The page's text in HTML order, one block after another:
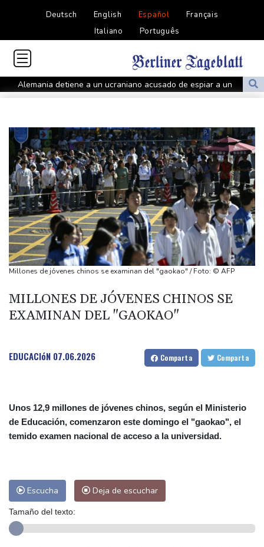
Deutsch English Español
Français
Italiano
Português
Alemania detiene a un ucraniano acusado de espiar a un
fabricante de armas
"proyectil no identificado"
Dos exfutbolistas iraníes asiladas se declaran "orgullosas" de
hacerse australianas
El beneficio neto de Nintendo se disparó más del 50% en el
primer trimestre
Trump desmiente una escasez de municiones y afirma que EEUU
cuenta con "cantidades masivas"
Hacer brotar luz de la tierra: el sueño de un japonés
Barcas varadas y pescadores sin trabajo en un Danubio bajo
El regulador estadounidense aprueba la vacuna contra la gripe
de Moderna
Griezmann lidera el triunfo del Orlando y Toluca vence al
Millones de jóvenes chinos se examinan del "gaokao" / Foto: © AFP
MILLONES DE JÓVENES CHINOS SE
EXAMINAN DEL "GAOKAO"
EDUCACIóN 07.06.2026 Comparta Comparta
Unos 12,9 millones de jóvenes chinos, según el Ministerio
de Educación, comenzaron este domingo el "gaokao", el
temido examen nacional de acceso a la universidad.
Escucha Deja de escuchar
Tamaño del texto: